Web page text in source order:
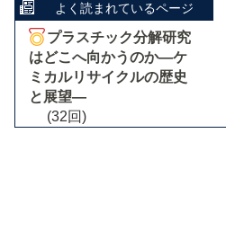
よく読まれているページ
プラスチック分解研究
はどこへ向かうのか―ケ
ミカルリサイクルの歴史
と展望―
(32回)